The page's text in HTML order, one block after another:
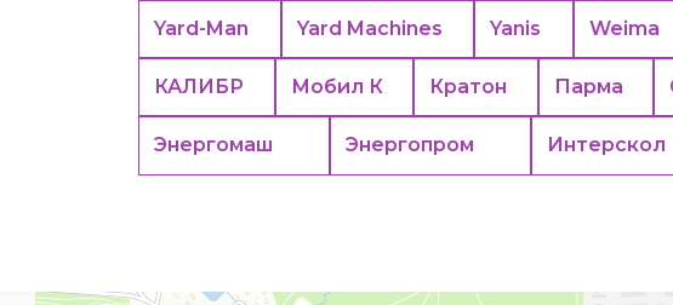
Yard-Man Yard Machines Yanis Weima
КАЛИБР Мобил К Кратон Парма
Энергомаш Энергопром Интерскол